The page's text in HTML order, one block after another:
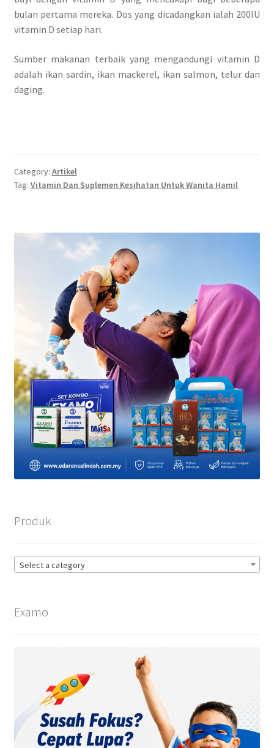
bulan pertama mereka. Dos yang dicadangkan ialah 200IU
vitamin D setiap hari.
Sumber makanan terbaik yang mengandungi vitamin D
adalah ikan sardin, ikan mackerel, ikan salmon, telur dan
daging.
Category: Artikel
Tag: Vitamin Dan Suplemen Kesihatan Untuk Wanita Hamil
Produk
Select a category
Examo